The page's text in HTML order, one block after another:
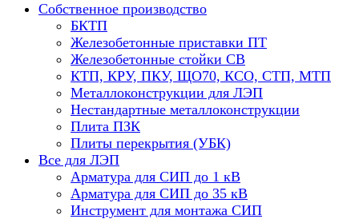
Собственное производство
БКТП
Железобетонные приставки ПТ
Железобетонные стойки СВ
КТП, КРУ, ПКУ, ЩО70, КСО, СТП, МТП
Металлоконструкции для ЛЭП
Нестандартные металлоконструкции
Плита ПЗК
Плиты перекрытия (УБК)
Все для ЛЭП
Арматура для СИП до 1 кВ
Арматура для СИП до 35 кВ
Инструмент для монтажа СИП